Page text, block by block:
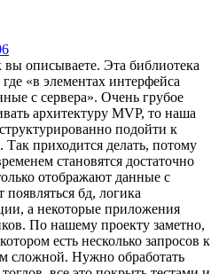
вы описываете. Эта библиотека
«в элементах интерфейса
с сервера». Очень грубое
архитектуру MVP, то наша
подойти к
приходится делать, потому
становятся достаточно
отображают данные с
бд, логика
а некоторые приложения
По нашему проекту заметно,
есть несколько запросов к
сложной. Нужно обработать